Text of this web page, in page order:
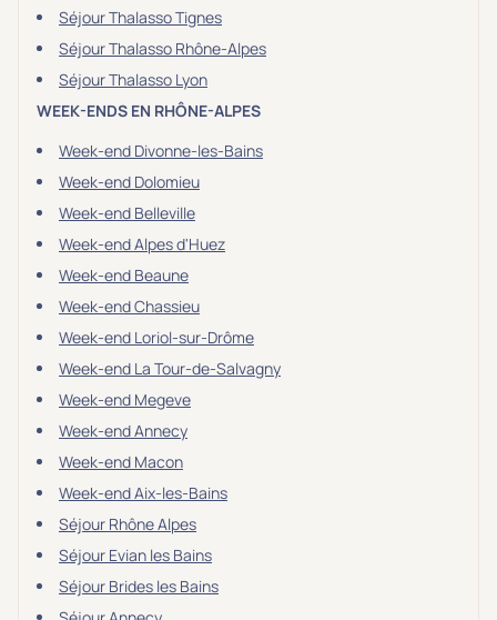
Séjour Thalasso Tignes
Séjour Thalasso Rhône-Alpes
Séjour Thalasso Lyon
WEEK-ENDS EN RHÔNE-ALPES
Week-end Divonne-les-Bains
Week-end Dolomieu
Week-end Belleville
Week-end Alpes d'Huez
Week-end Beaune
Week-end Chassieu
Week-end Loriol-sur-Drôme
Week-end La Tour-de-Salvagny
Week-end Megeve
Week-end Annecy
Week-end Macon
Week-end Aix-les-Bains
Séjour Rhône Alpes
Séjour Evian les Bains
Séjour Brides les Bains